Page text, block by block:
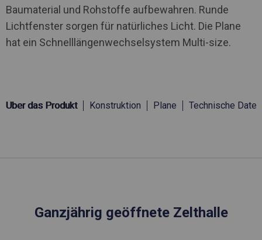
Baumaterial und Rohstoffe aufbewahren. Runde
Lichtfenster sorgen für natürliches Licht. Die Plane
hat ein Schnelllängenwechselsystem Multi-size.
Über das Produkt Konstruktion Plane Technische Daten
Ganzjährig geöffnete Zelthalle